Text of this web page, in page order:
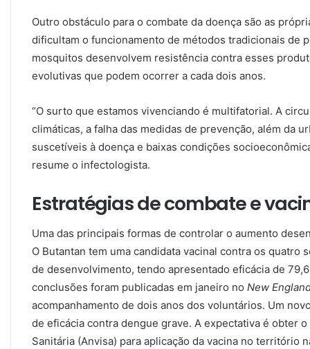
Outro obstáculo para o combate da doença são as
dificultam o funcionamento de métodos tradicionais de
mosquitos desenvolvem resistência contra esses
evolutivas que podem ocorrer a cada dois anos.
“O surto que estamos vivenciando é multifatorial. A
climáticas, a falha das medidas de prevenção, além da
suscetíveis à doença e baixas condições
resume o infectologista.
Estratégias de combate e
Uma das principais formas de controlar o aumento
O Butantan tem uma candidata vacinal contra os quatro
de desenvolvimento, tendo apresentado eficácia de
conclusões foram publicadas em janeiro no New
acompanhamento de dois anos dos voluntários. Um
de eficácia contra dengue grave. A expectativa é obter
Sanitária (Anvisa) para aplicação da vacina no território